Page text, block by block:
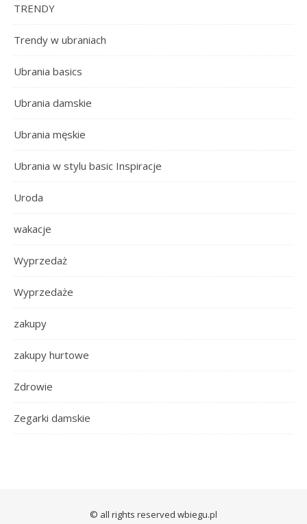
TRENDY
Trendy w ubraniach
Ubrania basics
Ubrania damskie
Ubrania męskie
Ubrania w stylu basic Inspiracje
Uroda
wakacje
Wyprzedaż
Wyprzedaże
zakupy
zakupy hurtowe
Zdrowie
Zegarki damskie
© all rights reserved wbiegu.pl